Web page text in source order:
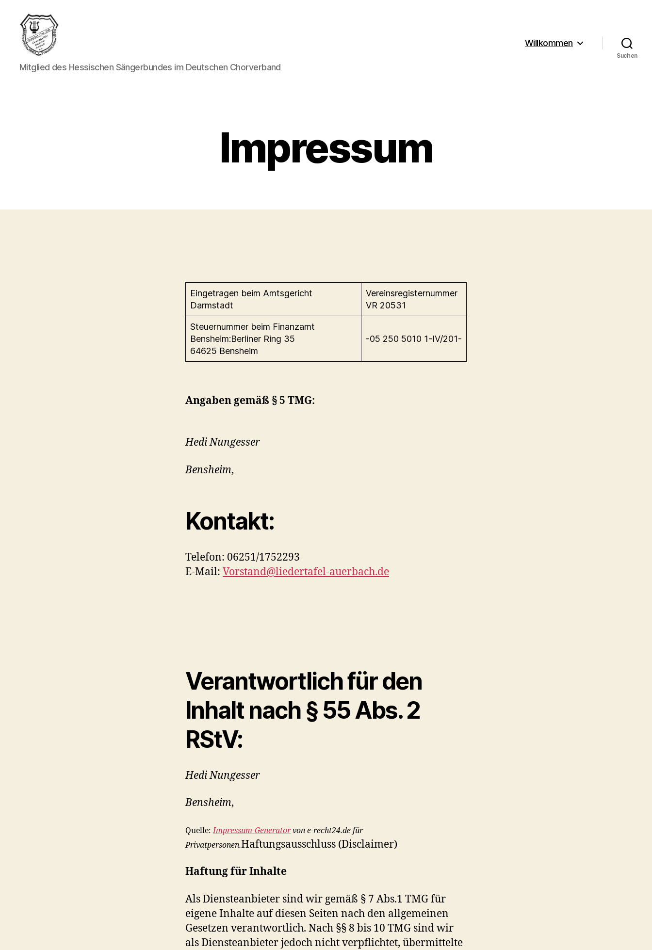
GV
>Liedertafel<
Mitglied des Hessischen Sängerbundes im Deutschen Chorverband
Willkommen
Suchen
Impressum
Eingetragen beim Amtsgericht
Darmstadt
Vereinsregisternummer
VR 20531
Steuernummer beim Finanzamt
Bensheim:Berliner Ring 35
64625 Bensheim
-05 250 5010 1-IV/201-
Angaben gemäß § 5 TMG:
Hedi Nungesser
Bensheim,
Kontakt:
Telefon: 06251/1752293
E-Mail: Vorstand@liedertafel-auerbach.de
Verantwortlich für den
Inhalt nach § 55 Abs. 2
RStV:
Hedi Nungesser
Bensheim,
Quelle:Impressum-Generatorvon e-recht24.de für
Privatpersonen.Haftungsausschluss (Disclaimer)
Haftung für Inhalte
Als Diensteanbieter sind wir gemäß § 7 Abs.1 TMG für
eigene Inhalte auf diesen Seiten nach den allgemeinen
Gesetzen verantwortlich. Nach §§ 8 bis 10 TMG sind wir
als Diensteanbieter jedoch nicht verpflichtet, übermittelte